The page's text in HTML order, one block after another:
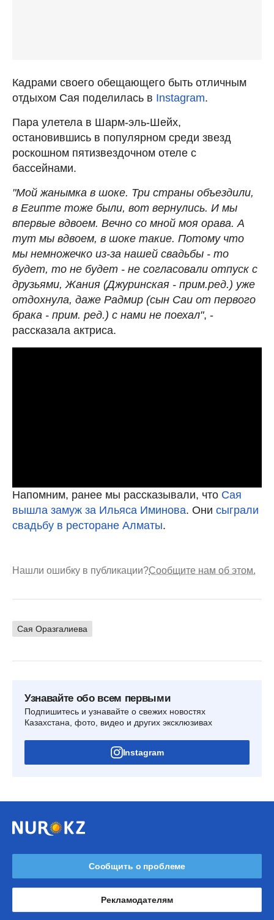
Кадрами своего обещающего быть отличным
отдыхом Сая поделилась в Instagram.
Пара улетела в Шарм-эль-Шейх,
остановившись в популярном среди звезд
роскошном пятизвездочном отеле с
бассейнами.
"Мой жанымка в шоке. Три страны объездили,
в Египте тоже были, вот вернулись. И мы
впервые вдвоем. Вечно со мной моя орава. А
тут мы вдвоем, в шоке такие. Потому что
мы немножечко из-за нашей свадьбы - то
будет, то не будет - не согласовали отпуск с
друзьями, Жания (Джуринская - прим.ред.) уже
отдохнула, даже Радмир (сын Саи от первого
брака - прим. ред.) с нами не поехал", -
рассказала актриса.
Напомним, ранее мы рассказывали, что Сая
вышла замуж за Ильяса Иминова. Они сыграли
свадьбу в ресторане Алматы.
Нашли ошибку в публикации?Сообщите нам об этом.
Сая Оразгалиева
Узнавайте обо всем первыми
Подпишитесь и узнавайте о свежих новостях
Казахстана, фото, видео и других эксклюзивах
Instagram
Сообщить о проблеме
Рекламодателям